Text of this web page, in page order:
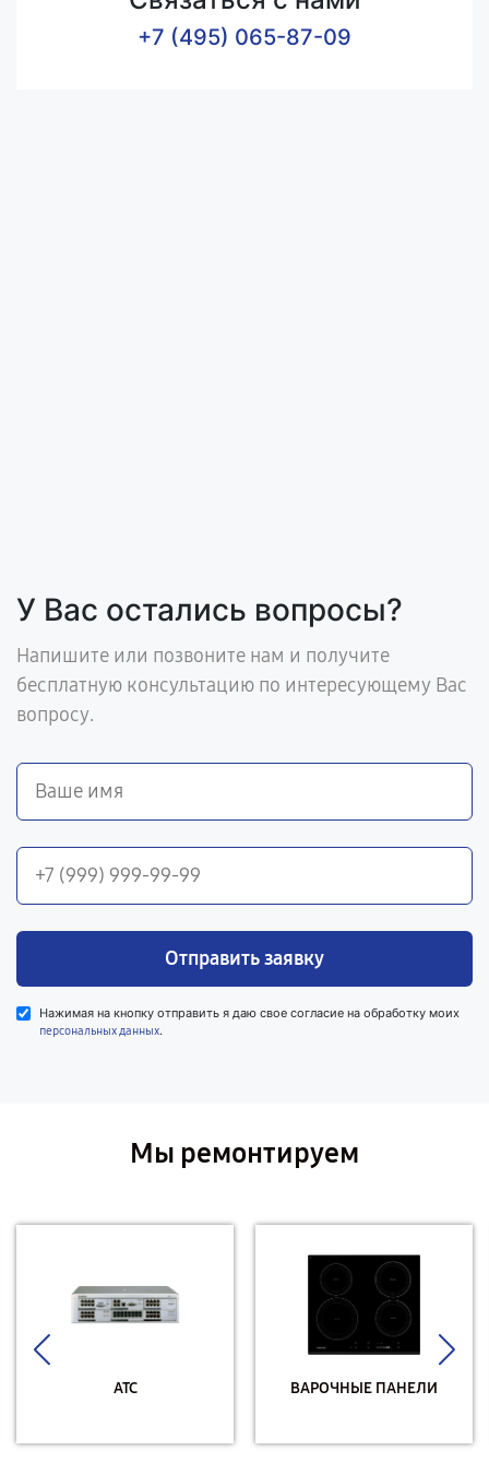
+7 (495) 065-87-09
У Вас остались вопросы?
Напишите или позвоните нам и получите
бесплатную консультацию по интересующему Вас
вопросу.
Отправить заявку
Нажимая на кнопку отправить я даю свое согласие на обработку моих
персональных данных.
Мы ремонтируем
АТС ВАРОЧНЫЕ ПАНЕЛИ